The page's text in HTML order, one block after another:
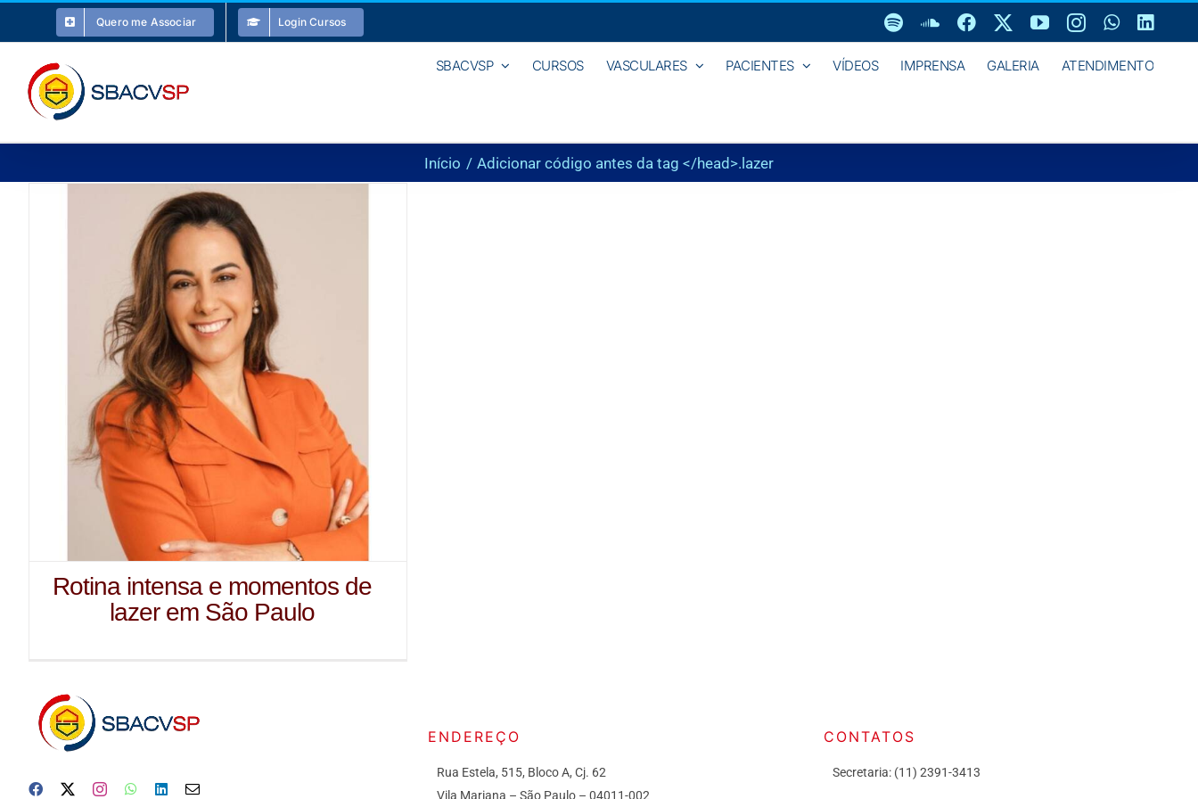
o
conteúdo
Quero me Associar Login Cursos SpotifySoundCloud
FacebookYouTubeInstagram
SBACVSP CURSOS VASCULARES PACIENTES VÍDEOS IMPRENSA GALERIA ATENDIMENTO
Início Adicionar código antes da tag </head>.lazer
Rotina intensa e momentos de
lazer em São Paulo
ENDEREÇO
Rua Estela, 515, Bloco A, Cj. 62
Vila Mariana – São Paulo – 04011-002
CONTATOS
Secretaria: (11) 2391-3413